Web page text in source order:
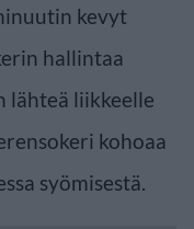
kevyt
hallintaa
lähteä liikkeelle
kohoaa
syömisestä.